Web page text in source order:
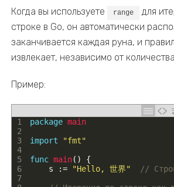
Когда вы используете range
для
строке в Go, он автоматически
заканчивается каждая руна, и
извлекает, независимо от
Пример:
1
2
3
4
5
6
7
package main
import
"fmt"
func main( )
{
s
:= "Hello, 世界"
//